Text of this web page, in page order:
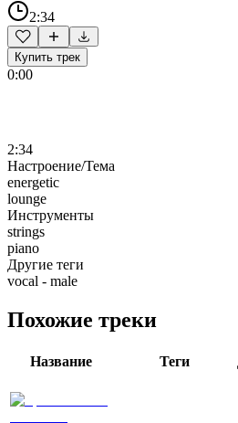
2:34
Купить трек
0:00
2:34
Настроение/Тема
energetic
lounge
Инструменты
strings
piano
Другие теги
vocal - male
Похожие треки
Название Теги